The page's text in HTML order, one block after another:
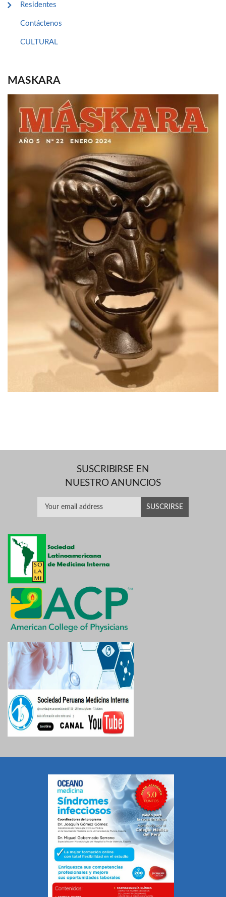
Residentes
Contáctenos
CULTURAL
MASKARA
SUSCRIBIRSE EN
NUESTRO ANUNCIOS